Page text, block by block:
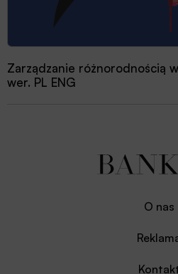
Zarządzanie różnorodnością
wer. PL ENG
O nas